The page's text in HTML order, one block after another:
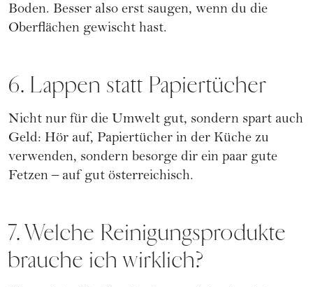
Boden. Besser also erst saugen, wenn du die
Oberflächen gewischt hast.
6. Lappen statt Papiertücher
Nicht nur für die Umwelt gut, sondern spart auch
Geld: Hör auf, Papiertücher in der Küche zu
verwenden, sondern besorge dir ein paar gute
Fetzen – auf gut österreichisch.
7. Welche Reinigungsprodukte
brauche ich wirklich?